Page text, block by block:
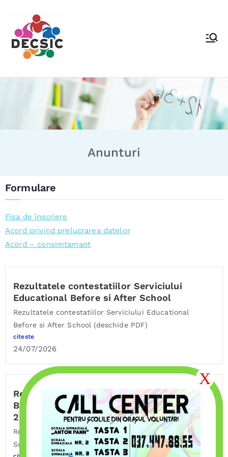
Anunturi
Formulare
Fisa de înscriere
Acord privind prelucrarea datelor
Acord – consimtamant
Rezultatele contestatiilor Serviciului
Educational Before si After School
Rezultatele contestatiilor Serviciului Educational
Before si After School (deschide PDF)
citeste
24/07/2026
Rezultate înscrieri Serviciul Educațional
Before & After School – an școlar 2026 –
2027
Rezultate înscrieri Serviciul Educațional Before & After
School din bd....